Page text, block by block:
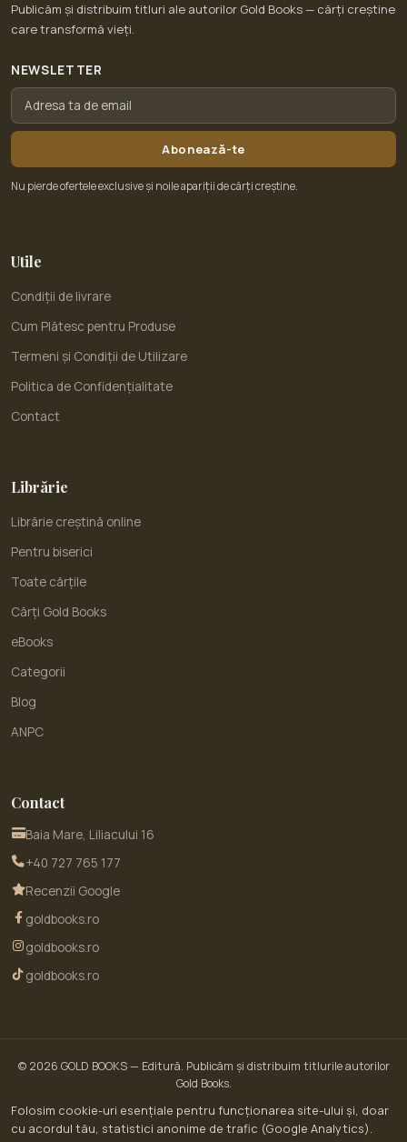
Publicăm și distribuim titluri ale autorilor Gold Books — cărți creștine
care transformă vieți.
NEWSLETTER
Abonează-te
Nu pierde ofertele exclusive și noile apariții de cărți creștine.
Utile
Condiții de livrare
Cum Plătesc pentru Produse
Termeni și Condiții de Utilizare
Politica de Confidențialitate
Contact
Librărie
Librărie creștină online
Pentru biserici
Toate cărțile
Cărți Gold Books
eBooks
Categorii
Blog
ANPC
Contact
Baia Mare, Liliacului 16
+40 727 765 177
Recenzii Google
goldbooks.ro
goldbooks.ro
goldbooks.ro
© 2026 GOLD BOOKS— Editură. Publicăm și distribuim titlurile autorilor
Gold Books.
© 2026 GoldBooks · un serviciu WOW SITE EXPERT SRL · CUI RO30450643 · Str.
Liliacului nr. 16, Baia Mare, jud. Maramureș
Folosim cookie-uri esențiale pentru funcționarea site-ului și, doar
cu acordul tău, statistici anonime de trafic (Google Analytics).